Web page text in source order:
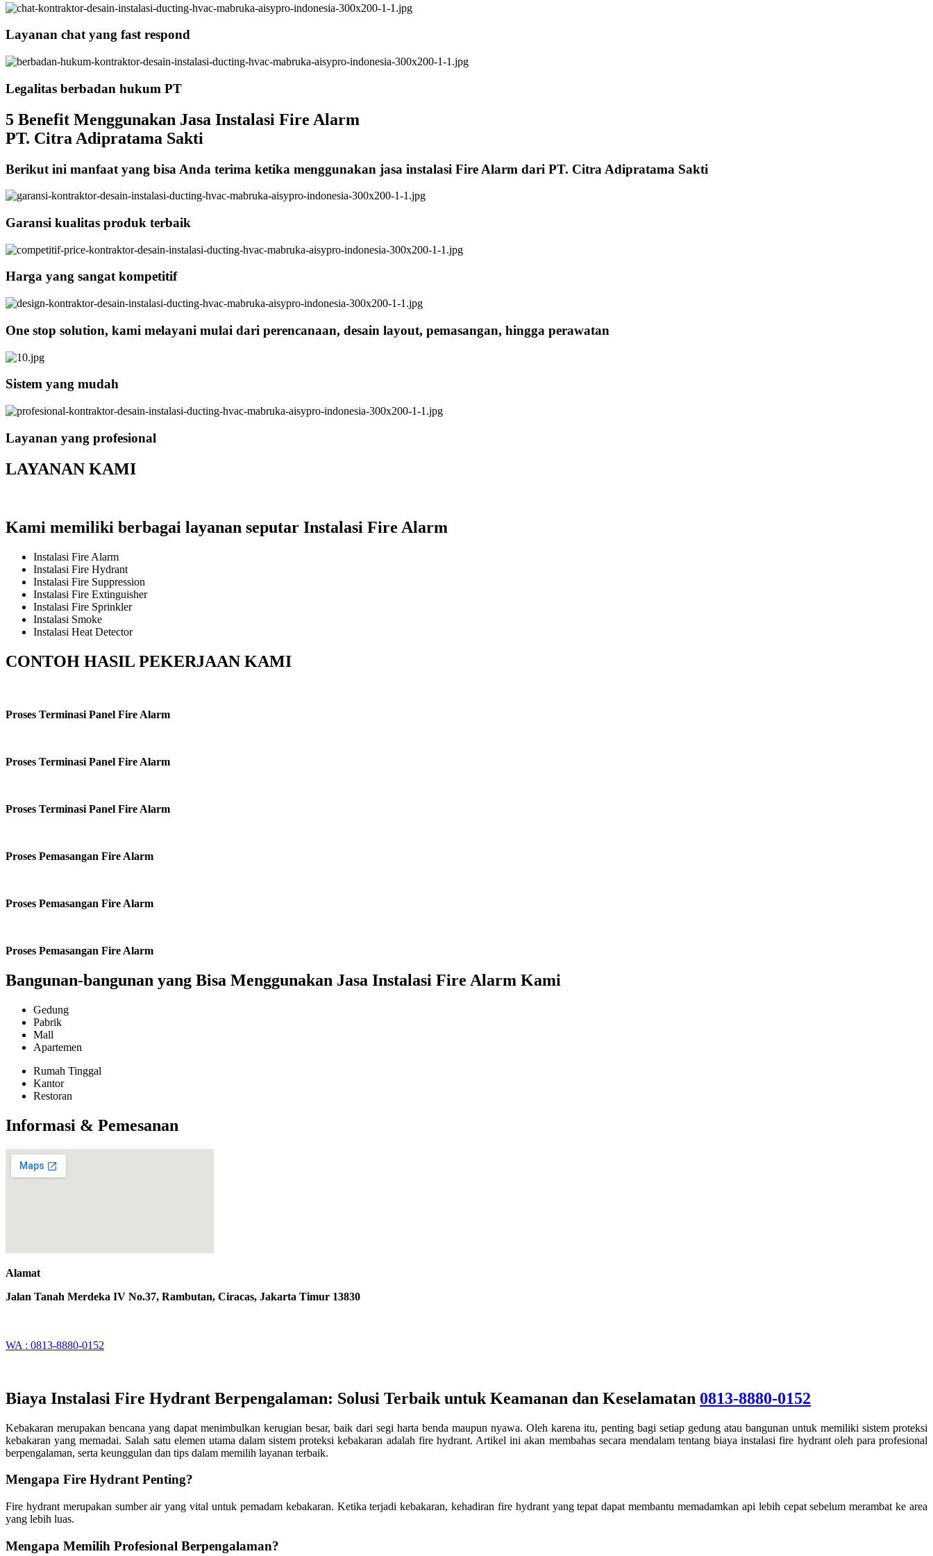
Layanan chat yang fast respond
Legalitas berbadan hukum PT
5 Benefit Menggunakan Jasa Instalasi Fire Alarm
PT. Citra Adipratama Sakti
Berikut ini manfaat yang bisa Anda terima ketika menggunakan jasa instalasi Fire Alarm dari PT. Citra Adipratama Sakti
Garansi kualitas produk terbaik
Harga yang sangat kompetitif
One stop solution, kami melayani mulai dari perencanaan, desain layout, pemasangan, hingga perawatan
Sistem yang mudah
Layanan yang profesional
LAYANAN KAMI
Kami memiliki berbagai layanan seputar Instalasi Fire Alarm
Instalasi Fire Alarm
Instalasi Fire Hydrant
Instalasi Fire Suppression
Instalasi Fire Extinguisher
Instalasi Fire Sprinkler
Instalasi Smoke
Instalasi Heat Detector
CONTOH HASIL PEKERJAAN KAMI
Proses Terminasi Panel Fire Alarm
Proses Terminasi Panel Fire Alarm
Proses Terminasi Panel Fire Alarm
Proses Pemasangan Fire Alarm
Proses Pemasangan Fire Alarm
Proses Pemasangan Fire Alarm
Bangunan-bangunan yang Bisa Menggunakan Jasa Instalasi Fire Alarm Kami
Gedung
Pabrik
Mall
Apartemen
Rumah Tinggal
Kantor
Restoran
Informasi & Pemesanan
Alamat
Jalan Tanah Merdeka IV No.37, Rambutan, Ciracas, Jakarta Timur 13830
WA : 0813-8880-0152
Biaya Instalasi Fire Hydrant Berpengalaman: Solusi Terbaik untuk Keamanan dan Keselamatan 0813-8880-0152
Kebakaran merupakan bencana yang dapat menimbulkan kerugian besar, baik dari segi harta benda maupun nyawa. Oleh karena itu, penting bagi setiap gedung atau bangunan untuk memiliki sistem proteksi
kebakaran yang memadai. Salah satu elemen utama dalam sistem proteksi kebakaran adalah fire hydrant. Artikel ini akan membahas secara mendalam tentang biaya instalasi fire hydrant oleh para profesional
berpengalaman, serta keunggulan dan tips dalam memilih layanan terbaik.
Mengapa Fire Hydrant Penting?
Fire hydrant merupakan sumber air yang vital untuk pemadam kebakaran. Ketika terjadi kebakaran, kehadiran fire hydrant yang tepat dapat membantu memadamkan api lebih cepat sebelum merambat ke area
yang lebih luas.
Mengapa Memilih Profesional Berpengalaman?